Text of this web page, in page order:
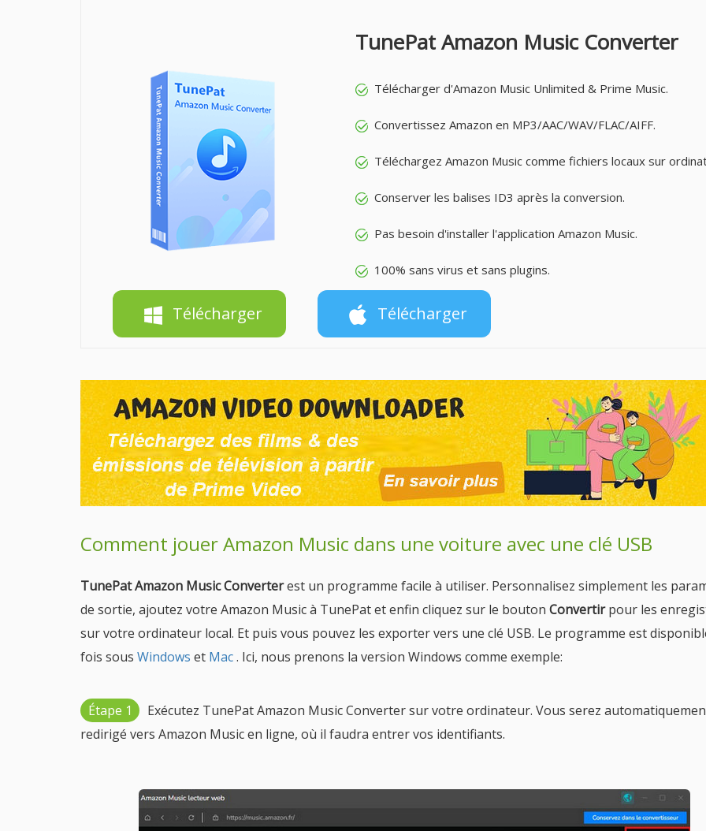
TunePat Amazon Music Converter
Télécharger d'Amazon Music Unlimited & Prime Music.
Convertissez Amazon en MP3/AAC/WAV/FLAC/AIFF.
Téléchargez Amazon Music comme fichiers locaux sur
Conserver les balises ID3 après la conversion.
Pas besoin d'installer l'application Amazon Music.
100% sans virus et sans plugins.
Télécharger Télécharger
Comment jouer Amazon Music dans une voiture avec une clé USB
TunePat Amazon Music Converterest un programme facile à utiliser. Personnalisez simplement les
de sortie, ajoutez votre Amazon Music à TunePat et enfin cliquez sur le bouton Convertirpour les
sur votre ordinateur local. Et puis vous pouvez les exporter vers une clé USB. Le programme est
fois sous Windows et Mac. Ici, nous prenons la version Windows comme exemple:
Étape 1
Exécutez TunePat Amazon Music Converter sur votre ordinateur. Vous serez
redirigé vers Amazon Music en ligne, où il faudra entrer vos identifiants.